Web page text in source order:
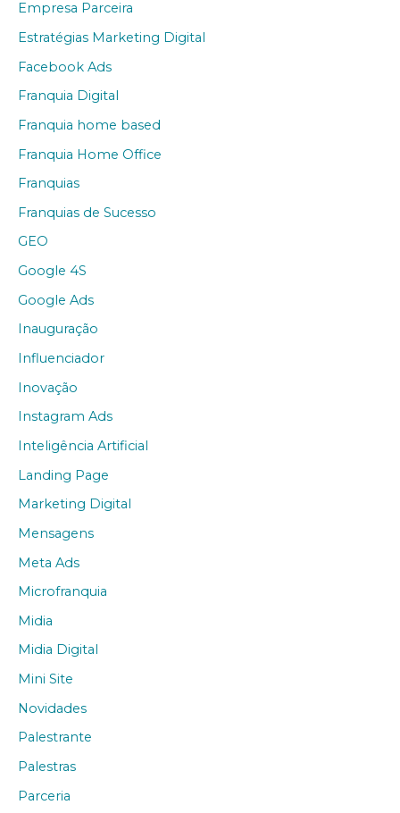
Empresa Parceira
Estratégias Marketing Digital
Facebook Ads
Franquia Digital
Franquia home based
Franquia Home Office
Franquias
Franquias de Sucesso
GEO
Google 4S
Google Ads
Inauguração
Influenciador
Inovação
Instagram Ads
Inteligência Artificial
Landing Page
Marketing Digital
Mensagens
Meta Ads
Microfranquia
Midia
Midia Digital
Mini Site
Novidades
Palestrante
Palestras
Parceria